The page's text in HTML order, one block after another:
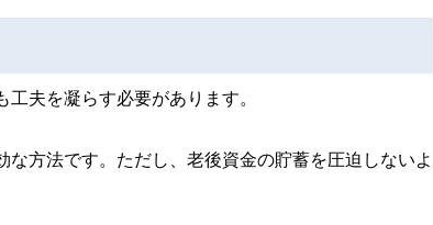
夫を凝らす必要があります。
方法です。ただし、老後資金の貯蓄を圧迫しないよ